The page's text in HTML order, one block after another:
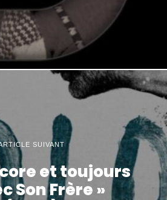
SUIVANT
et toujours
Son Frère »